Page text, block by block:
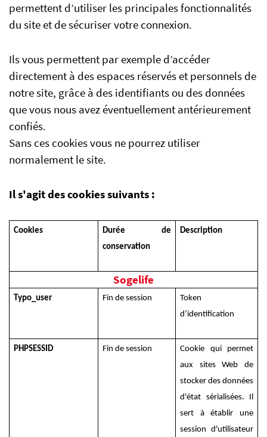
permettent d’utiliser les principales fonctionnalités
du site et de sécuriser votre connexion.
Ils vous permettent par exemple d’accéder
directement à des espaces réservés et personnels de
notre site, grâce à des identifiants ou des données
que vous nous avez éventuellement antérieurement
confiés.
Sans ces cookies vous ne pourrez utiliser
normalement le site.
Il s'agit des cookies suivants :
Cookies
Durée de
conservation
Description
Sogelife
Typo_user Fin de session
Token
d’identification
PHPSESSID Fin de session
Cookie qui permet
aux sites Web de
stocker des données
d'état sérialisées. Il
sert à établir une
session d'utilisateur